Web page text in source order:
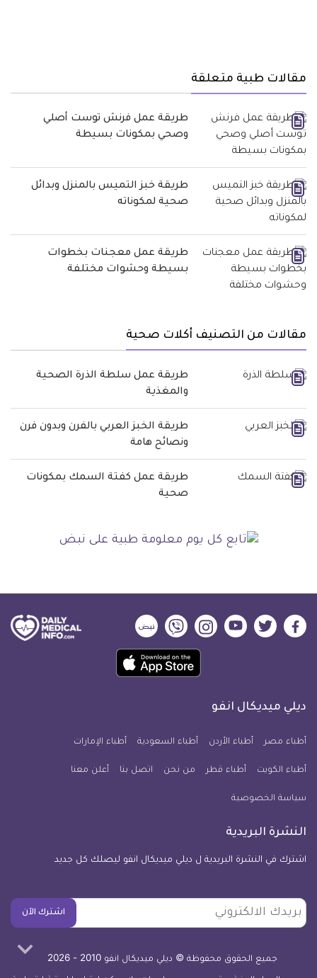
مقالات طبية متعلقة
طريقة عمل فرنش توست أصلي
وصحي بمكونات بسيطة
طريقة خبز التميس بالمنزل وبدائل
صحية لمكوناته
طريقة عمل معجنات بخطوات
بسيطة وحشوات مختلفة
مقالات من التصنيف أكلات صحية
طريقة عمل سلطة الذرة الصحية
والمغذية
طريقة الخبز العربي بالفرن وبدون فرن
ونصائح هامة
طريقة عمل كفتة السمك بمكونات
صحية
ديلي
فيسبوك
ديلي
تويتر
ديلي
ميديكال
يوتيوب
ديلي
ميديكال
انفو
ديلي
ميديكال
انفو
ديلي
ميديكال
انفو
حمل
تطبيق
معلومة
للآيفون
ديلي ميديكال انفو
أطباء مصر أطباء الأردن أطباء السعودية أطباء الإمارات
أطباء الكويت أطباء قطر من نحن اتصل بنا أعلن معنا
سياسة الخصوصية
النشرة البريدية
اشترك في النشرة البريدية ل ديلي ميديكال انفو ليصلك كل جديد
بريدك
الالكتروني
اشترك الآن
جميع الحقوق محفوظة © ديلي ميديكال انفو 2010 - 2026